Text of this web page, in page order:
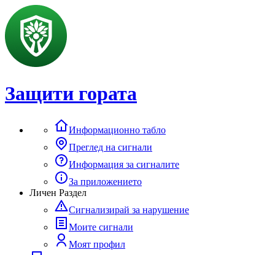
Защити гората
Информационно табло
Преглед на сигнали
Информация за сигналите
За приложението
Личен Раздел
Сигнализирай за нарушение
Моите сигнали
Моят профил